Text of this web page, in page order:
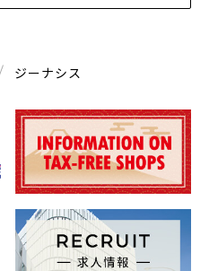
ジーナシス